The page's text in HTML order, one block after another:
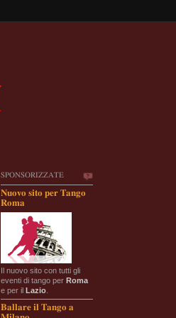
SPONSORIZZATE
Nuovo sito per Tango
Roma
Il nuovo sito con tutti gli
eventi di tango per Roma
e per il Lazio
Ballare il Tango a